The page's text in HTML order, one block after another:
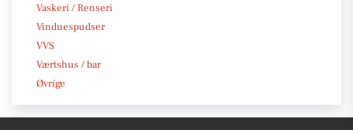
Vaskeri / Renseri
Vinduespudser
VVS
Værtshus / bar
Øvrige